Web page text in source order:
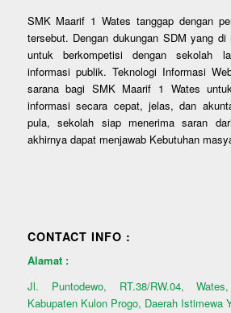
SMK Maarif 1 Wates tanggap dengan
tersebut. Dengan dukungan SDM yang
untuk berkompetisi dengan sekolah
informasi publik. Teknologi Informasi
sarana bagi SMK Maarif 1 Wates
informasi secara cepat, jelas, dan
pula, sekolah siap menerima saran
akhirnya dapat menjawab Kebutuhan
CONTACT INFO :
Alamat :
Jl. Puntodewo, RT.38/RW.04,
Kabupaten Kulon Progo, Daerah Istimewa